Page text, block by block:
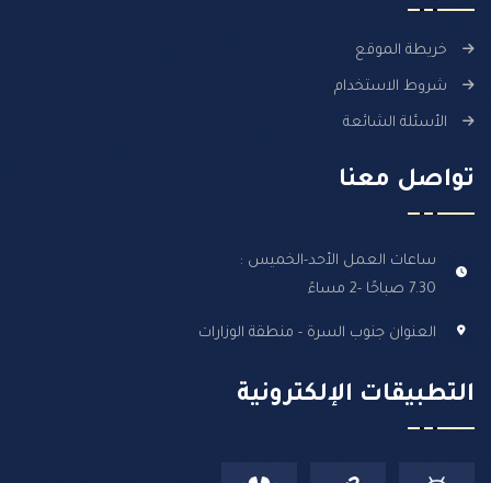
خريطة الموقع
شروط الاستخدام
الأسئلة الشائعة
تواصل معنا
ساعات العمل الأحد-الخميس :
7.30 صباحًا -2 مساءً
العنوان جنوب السرة - منطقة الوزارات
التطبيقات الإلكترونية